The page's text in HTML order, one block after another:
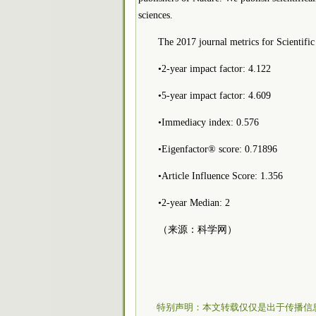
sciences.
The 2017 journal metrics for Scientific
•2-year impact factor: 4.122
•5-year impact factor: 4.609
•Immediacy index: 0.576
•Eigenfactor® score: 0.71896
•Article Influence Score: 1.356
•2-year Median: 2
（来源：科学网）
特别声明：本文转载仅仅是出于传播